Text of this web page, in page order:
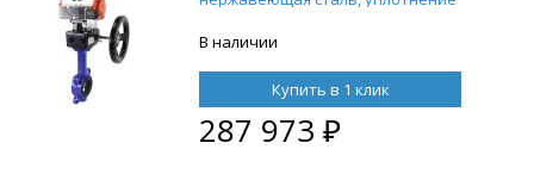
140, пневмораспределителем
выключателей APL-210N и ручным
дублером HDM-4
В наличии
Купить в 1 клик
287 973 ₽